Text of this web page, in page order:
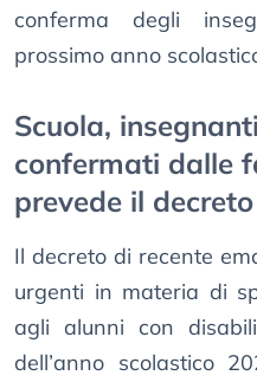
conferma degli
prossimo anno
Scuola,
confermati dalle
prevede il decreto
Il decreto di recente
urgenti in materia di
agli alunni con
dell’anno scolastico